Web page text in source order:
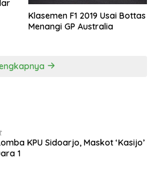
Klasemen F1 2019 Usai Bottas
Menangi GP Australia
KPU Sidoarjo, Maskot ‘Kasijo’
1